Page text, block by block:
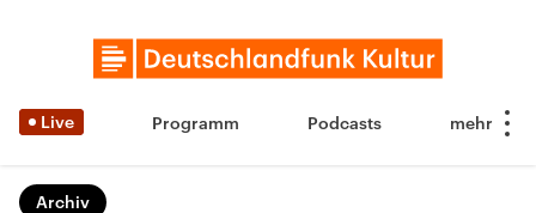
Live Programm Podcasts
Archiv